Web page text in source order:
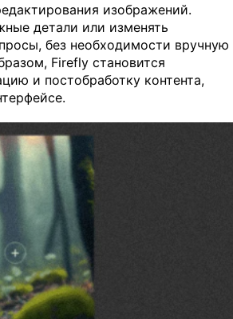
изображений.
детали или изменять
без необходимости вручную
Firefly становится
и постобработку контента,